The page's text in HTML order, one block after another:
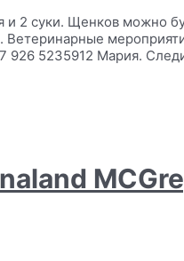
2 суки. Щенков можно
926 5235912 Мария.